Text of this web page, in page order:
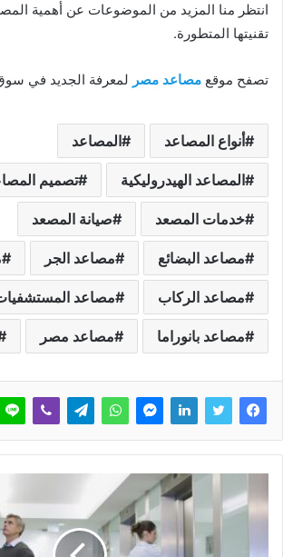
انتظر منا المزيد من الموضوعات عن أهمية
تقنيتها المتطورة.
تصفح موقع مصاعد مصر لمعرفة الجديد في
أنواع المصاعد المصاعد
المصاعد الهيدروليكية تصميم
خدمات المصعد صيانة المصعد
مصاعد البضائع مصاعد الجر
مصاعد الركاب مصاعد
مصاعد بانوراما مصاعد مصر